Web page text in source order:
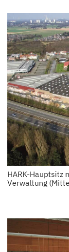
HARK-Hauptsitz
Verwaltung